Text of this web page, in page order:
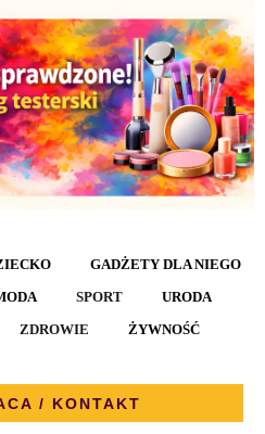
GADŻETY DLA NIEGO
SPORT
URODA
ZDROWIE ŻYWNOŚĆ
/ KONTAKT